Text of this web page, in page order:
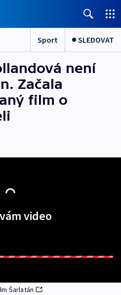
Sport SLEDOVAT
není
Začala
film o
video
Šarlatán